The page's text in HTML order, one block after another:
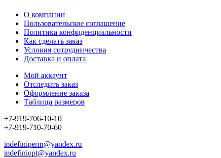
О компании
Пользовательское соглашение
Политика конфиденциальности
Как сделать заказ
Условия сотрудничества
Доставка и оплата
Мой аккаунт
Отследить заказ
Оформление заказа
Таблица размеров
+7-919-706-10-10
+7-919-710-70-60
indefiniperm@yandex.ru
indefiniopt@yandex.ru